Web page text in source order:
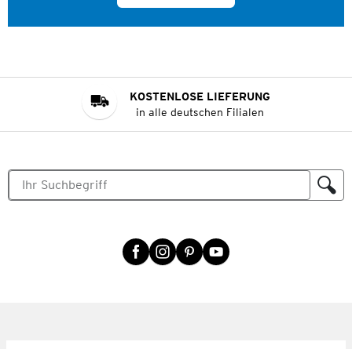
KOSTENLOSE LIEFERUNG
in alle deutschen Filialen